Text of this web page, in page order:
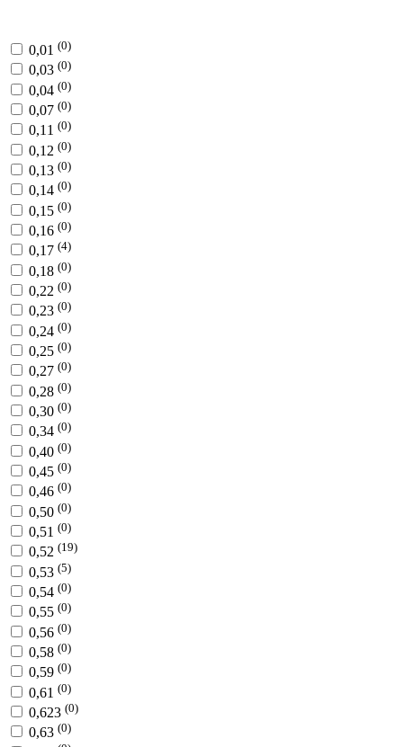
0,01 (0)
0,03 (0)
0,04 (0)
0,07 (0)
0,11 (0)
0,12 (0)
0,13 (0)
0,14 (0)
0,15 (0)
0,16 (0)
0,17 (4)
0,18 (0)
0,22 (0)
0,23 (0)
0,24 (0)
0,25 (0)
0,27 (0)
0,28 (0)
0,30 (0)
0,34 (0)
0,40 (0)
0,45 (0)
0,46 (0)
0,50 (0)
0,51 (0)
0,52 (19)
0,53 (5)
0,54 (0)
0,55 (0)
0,56 (0)
0,58 (0)
0,59 (0)
0,61 (0)
0,623 (0)
0,63 (0)